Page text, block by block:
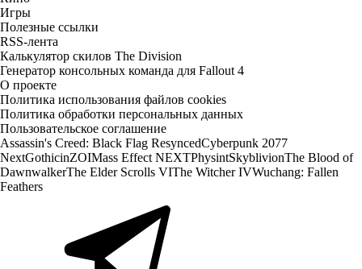
Игры
Полезные ссылки
RSS-лента
Калькулятор скилов The Division
Генератор консольных команда для Fallout 4
О проекте
Политика использования файлов cookies
Политика обработки персональных данных
Пользовательское соглашение
Assassin's Creed: Black Flag ResyncedCyberpunk 2077
NextGothicinZOIMass Effect NEXTPhysintSkyblivionThe Blood of
DawnwalkerThe Elder Scrolls VIThe Witcher IVWuchang: Fallen
Feathers